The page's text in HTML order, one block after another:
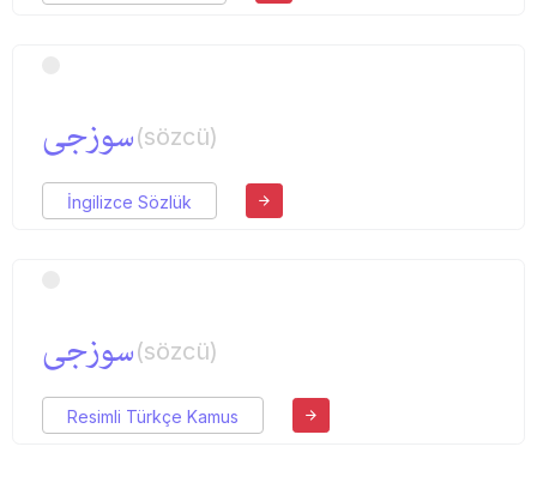
سوزجی(sözcü)
İngilizce Sözlük
سوزجی(sözcü)
Resimli Türkçe Kamus